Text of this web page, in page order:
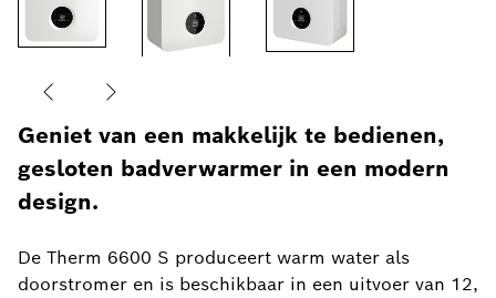
Geniet van een makkelijk te bedienen,
gesloten badverwarmer in een modern
design.
De Therm 6600 S produceert warm water als
doorstromer en is beschikbaar in een uitvoer van 12,